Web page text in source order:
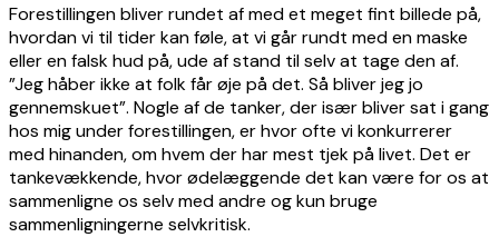
Forestillingen bliver rundet af med et meget fint billede på,
hvordan vi til tider kan føle, at vi går rundt med en maske
eller en falsk hud på, ude af stand til selv at tage den af.
”Jeg håber ikke at folk får øje på det. Så bliver jeg jo
gennemskuet”. Nogle af de tanker, der især bliver sat i gang
hos mig under forestillingen, er hvor ofte vi konkurrerer
med hinanden, om hvem der har mest tjek på livet. Det er
tankevækkende, hvor ødelæggende det kan være for os at
sammenligne os selv med andre og kun bruge
sammenligningerne selvkritisk.